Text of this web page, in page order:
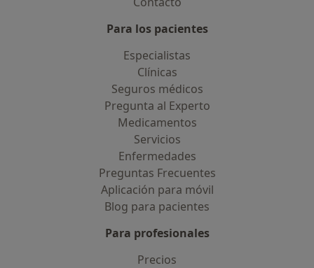
Para los pacientes
Especialistas
Clínicas
Seguros médicos
Pregunta al Experto
Medicamentos
Servicios
Enfermedades
Preguntas Frecuentes
Aplicación para móvil
Blog para pacientes
Para profesionales
Precios